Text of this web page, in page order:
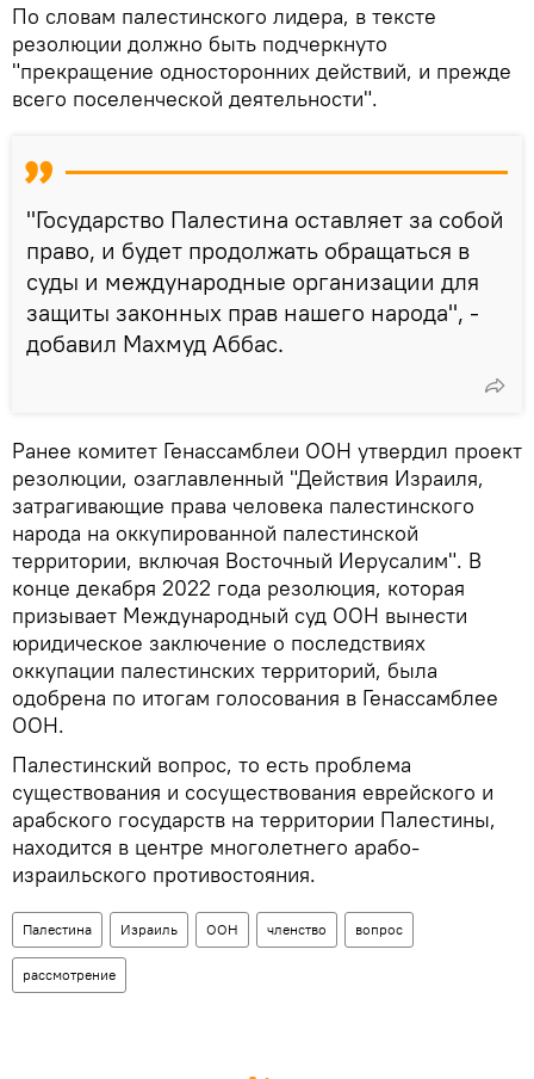
По словам палестинского лидера, в тексте
резолюции должно быть подчеркнуто
"прекращение односторонних действий, и прежде
всего поселенческой деятельности".
"Государство Палестина оставляет за собой
право, и будет продолжать обращаться в
суды и международные организации для
защиты законных прав нашего народа", -
добавил Махмуд Аббас.
Ранее комитет Генассамблеи ООН утвердил проект
резолюции, озаглавленный "Действия Израиля,
затрагивающие права человека палестинского
народа на оккупированной палестинской
территории, включая Восточный Иерусалим". В
конце декабря 2022 года резолюция, которая
призывает Международный суд ООН вынести
юридическое заключение о последствиях
оккупации палестинских территорий, была
одобрена по итогам голосования в Генассамблее
ООН.
Палестинский вопрос, то есть проблема
существования и сосуществования еврейского и
арабского государств на территории Палестины,
находится в центре многолетнего арабо-
израильского противостояния.
Палестина Израиль ООН членство вопрос
рассмотрение